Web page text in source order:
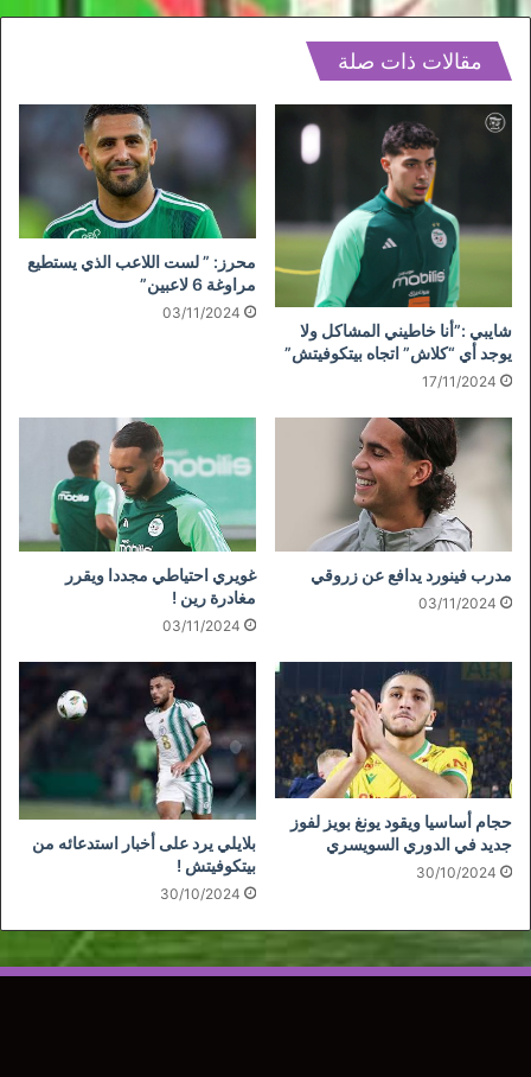
مقالات ذات صلة
شايبي :”أنا خاطيني المشاكل ولا
يوجد أي “كلاش” اتجاه بيتكوفيتش”
17/11/2024
محرز: ” لست اللاعب الذي يستطيع
مراوغة 6 لاعبين”
03/11/2024
مدرب فينورد يدافع عن زروقي
03/11/2024
غويري احتياطي مجددا ويقرر
مغادرة رين !
03/11/2024
حجام أساسيا ويقود يونغ بويز لفوز
جديد في الدوري السويسري
30/10/2024
بلايلي يرد على أخبار استدعائه من
بيتكوفيتش !
30/10/2024